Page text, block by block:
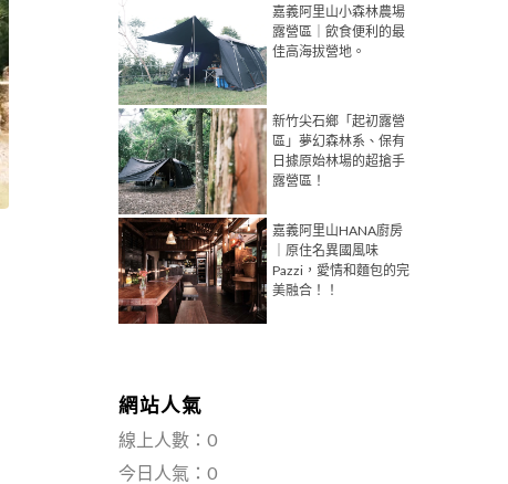
嘉義阿里山小森林農場
露營區｜飲食便利的最
佳高海拔營地。
新竹尖石鄉「起初露營
區」夢幻森林系、保有
日據原始林場的超搶手
露營區！
嘉義阿里山HANA廚房
｜原住名異國風味
Pazzi，愛情和麵包的完
美融合！！
網站人氣
線上人數：0
今日人氣：0